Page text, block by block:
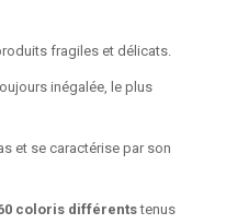
fragiles et délicats.
inégalée, le plus
et se caractérise par son
coloris différentstenus